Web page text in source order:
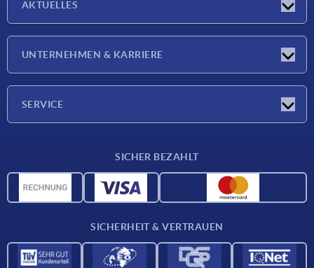
AKTUELLES
Presseberichte
UNTERNEHMEN & KARRIERE
SERVICE
Werkstoffübersicht
SICHER BEZAHLT
SICHERHEIT & VERTRAUEN